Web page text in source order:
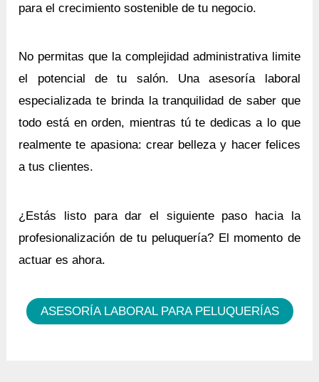
para el crecimiento sostenible de tu negocio.
No permitas que la complejidad administrativa limite
el potencial de tu salón. Una asesoría laboral
especializada te brinda la tranquilidad de saber que
todo está en orden, mientras tú te dedicas a lo que
realmente te apasiona: crear belleza y hacer felices
a tus clientes.
¿Estás listo para dar el siguiente paso hacia la
profesionalización de tu peluquería? El momento de
actuar es ahora.
ASESORÍA LABORAL PARA PELUQUERÍAS